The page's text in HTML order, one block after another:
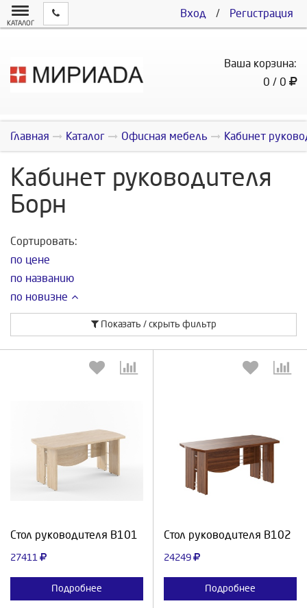
Вход / Регистрация
КАТАЛОГ
Ваша корзина:
0 / 0
Главная Каталог Офисная мебель Кабинет
Кабинет руководителя
Борн
Сортировать:
по цене
по названию
по новизне
Показать / скрыть фильтр
Стол руководителя В101
27411
Подробнее
Выберите количество:
Стол руководителя В102
24249
Подробнее
Выберите количество: